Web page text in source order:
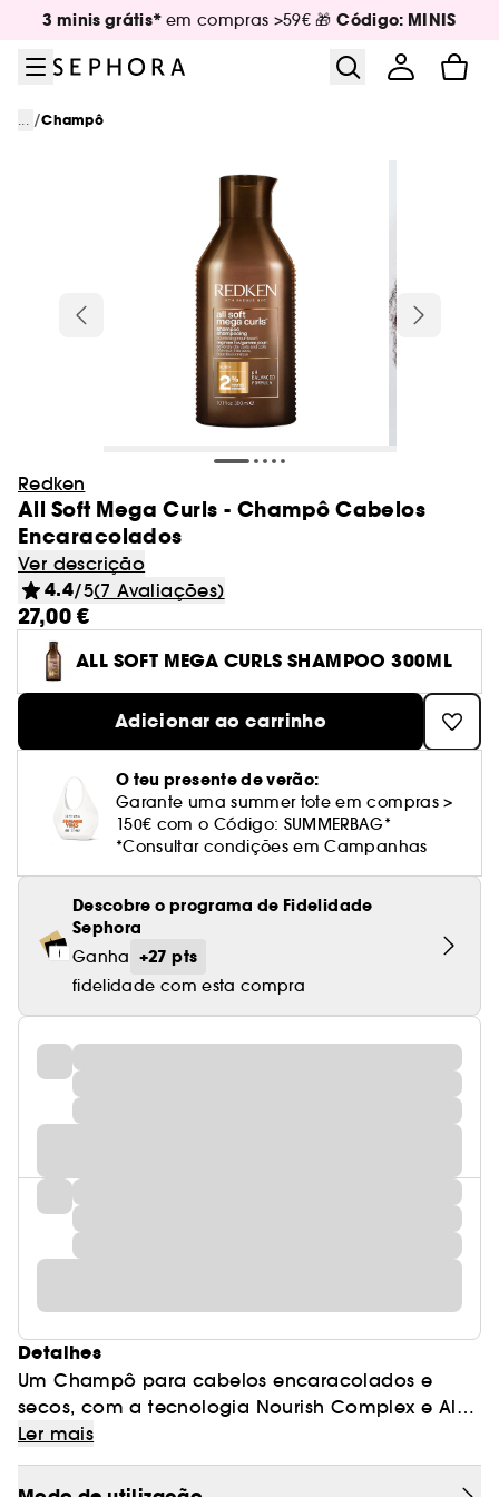
Ir para o menu
Ir para o conteúdo principal
Ir para o rodapé
3 minis grátis* em compras >59€ 🎁Código: MINIS
... /Champô
Redken
All Soft Mega Curls - Champô Cabelos
Encaracolados
Ver descrição
4.4/5(7 Avaliações)
27,00 €
ALL SOFT MEGA CURLS SHAMPOO 300ML
Adicionar ao carrinho
O teu presente de verão:
Garante uma summer tote em compras >
150€ com o Código: SUMMERBAG*
*Consultar condições em Campanhas
Descobre o programa de Fidelidade
Sephora
Ganha +27 pts
fidelidade com esta compra
Detalhes
Um Champô para cabelos encaracolados e
secos, com a tecnologia Nourish Complex e Aloe
Vera que penetra no interior do cabelo para
lavar, hidratar e definir os caracóis. Ajuda a
suavizar e desembaraçar os caracóis do tipo 3A-
Fórmula equilibrada de pH. Livre de sulfatos,
parabenos e silicones.
Ler mais